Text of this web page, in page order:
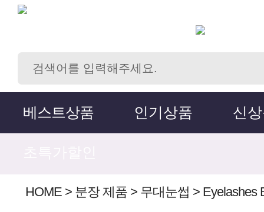
베스트상품 인기상품 신
HOME > 분장 제품 > 무대눈썹 >